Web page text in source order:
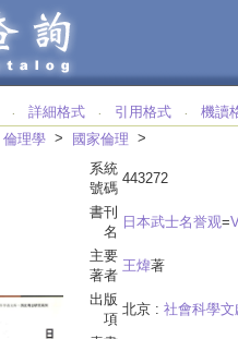
‧ 詳細格式 ‧ 引用格式 ‧
機讀
倫理學 > 國家倫理 >
系統
號碼
443272
書刊
名
日本武士名誉观=
主要
著者
王煒著
出版
項
北京 : 社會科學